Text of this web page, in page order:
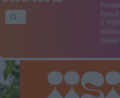
Etno-
K-